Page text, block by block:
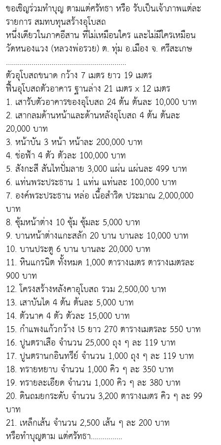
ขอเชิญร่วมทำบุญ ตามแต่ศรัทธา หรือ รับเป็นเจ้าภาพแต่ละ
รายการ สมทบทุนสร้างอุโบสถ
หนึ่งเดียวในภาคอีสาน ที่ไม่เหมือนใคร และไม่มีใครเหมือน
วัดหนองแวง (หลวงพ่อรวย) ต. ทุ่ม อ.เมือง จ. ศรีสะเกษ
…………………………………………………….
ตัวอุโบสถขนาด กว้าง 7 เมตร ยาว 19 เมตร
ฟื้นอุโบสถตัวอาคาร ฐานล่าง 21 เมตร x 12 เมตร
1. เสารับตัวอาคารของอุโบสถ 24 ต้น ต้นละ 10,000 บาท
2. เสากลมด้านหน้าและด้านหลังอุโบสถ 4 ต้น ต้นละ
20,000 บาท
3. หน้าบัน 3 หน้า หน้าละ 200,000 บาท
4. ช่อฟ้า 4 ตัว ตัวละ 100,000 บาท
5. สังกะสี สันไทปั่มลาย 3,000 แผ่น แผ่นละ 499 บาท
6. แท่นพระประธาน 1 แท่น แท่นละ 100,000 บาท
7. องค์พระประธาน หล่อ เนื้อสำริด ประมาณ 2,000,000
บาท
8. ซุ้มหน้าต่าง 10 ซุ้ม ซุ้มละ 5,000 บาท
9. บานหน้าต่างแกะสลัก 20 บาน บานละ 10,000 บาท
10. บานประตู 6 บาน บานละ 20,000 บาท
11. หินแกรนิต ทั้งหมด 1,000 ตารางเมตร ตารางเมตรละ
900 บาท
12. โครงสร้างหลังคาอุโบสถ รวม 2,500,00 บาท
13. เสาบันได 4 ต้น ต้นละ 5,000 บาท
14. ตัวนาค 4 ตัว ตัวละ 15,000 บาท
15. กำแพงแก้วกว้าง l5 ยาว 270 ตารางเมตรละ 550 บาท
16. ปูนตราเสือ จำนวน 25,000 ถุง ๆ ละ 119 บาท
17. ปูนตรานกอินทรีย์ จำนวน 1,000 ถุง ๆ ละ 119 บาท
18. ทรายหยาบ จำนวน 1,000 คิว ๆ ละ 350 บาท
19. ทรายละเอียด จำนวน 1,000 คิว ๆ ละ 380 บาท
20. ดินถมยกระดับ จำนวน 3,200 ตารางเมตร คิว ๆ ละ 99
บาท
21. เหล็กเส้น จำนวน 2,500 เส้น ๆ ละ 200 บาท
หรือทำบุญตาม แต่ศรัทธา…………….